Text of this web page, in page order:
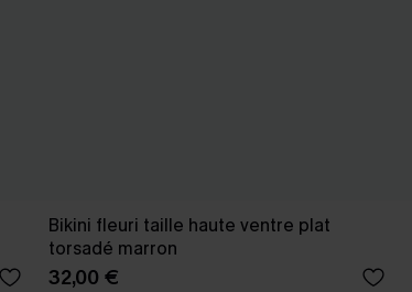
Bikini fleuri taille haute ventre plat
torsadé marron
32,00 €